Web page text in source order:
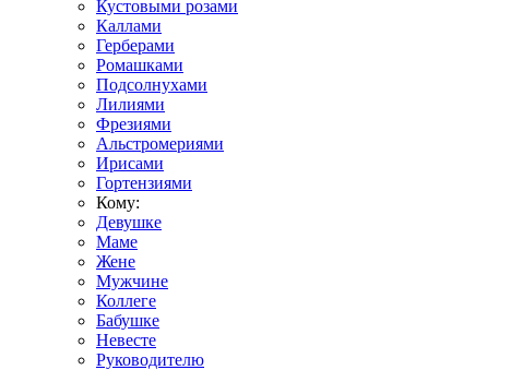
Кустовыми розами
Каллами
Герберами
Ромашками
Подсолнухами
Лилиями
Фрезиями
Альстромериями
Ирисами
Гортензиями
Кому:
Девушке
Маме
Жене
Мужчине
Коллеге
Бабушке
Невесте
Руководителю